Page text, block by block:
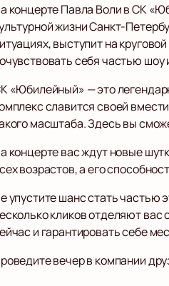
концерте Павла Воли в СК
жизни Санкт-
выступит на
себя частью
«Юбилейный» — это
славится своей
масштаба. Здесь вы
концерте вас ждут новые
возрастов, а его
упустите шанс стать частью
кликов отделяют
и гарантировать себе
вечер в компании